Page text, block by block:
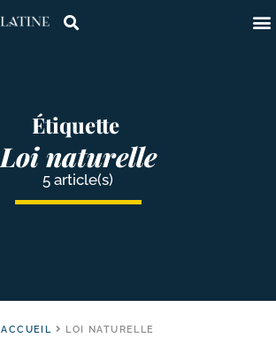
Étiquette
Loi naturelle
5 article(s)
ACCUEIL LOI NATURELLE